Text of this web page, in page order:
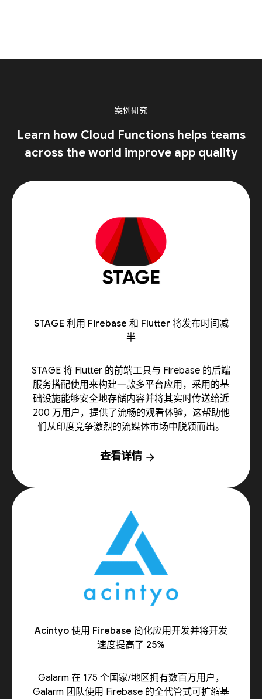
案例研究
Learn how Cloud Functions helps teams
across the world improve app quality
STAGE 利用 Firebase 和 Flutter 将发布时间减
半
STAGE 将 Flutter 的前端工具与 Firebase 的后端
服务搭配使用来构建一款多平台应用，采用的基
础设施能够安全地存储内容并将其实时传送给近
200 万用户，提供了流畅的观看体验，这帮助他
们从印度竞争激烈的流媒体市场中脱颖而出。
查看详情 arrow_forward
Acintyo 使用 Firebase 简化应用开发并将开发
速度提高了 25%
Galarm 在 175 个国家/地区拥有数百万用户，
Galarm 团队使用 Firebase 的全代管式可扩缩基